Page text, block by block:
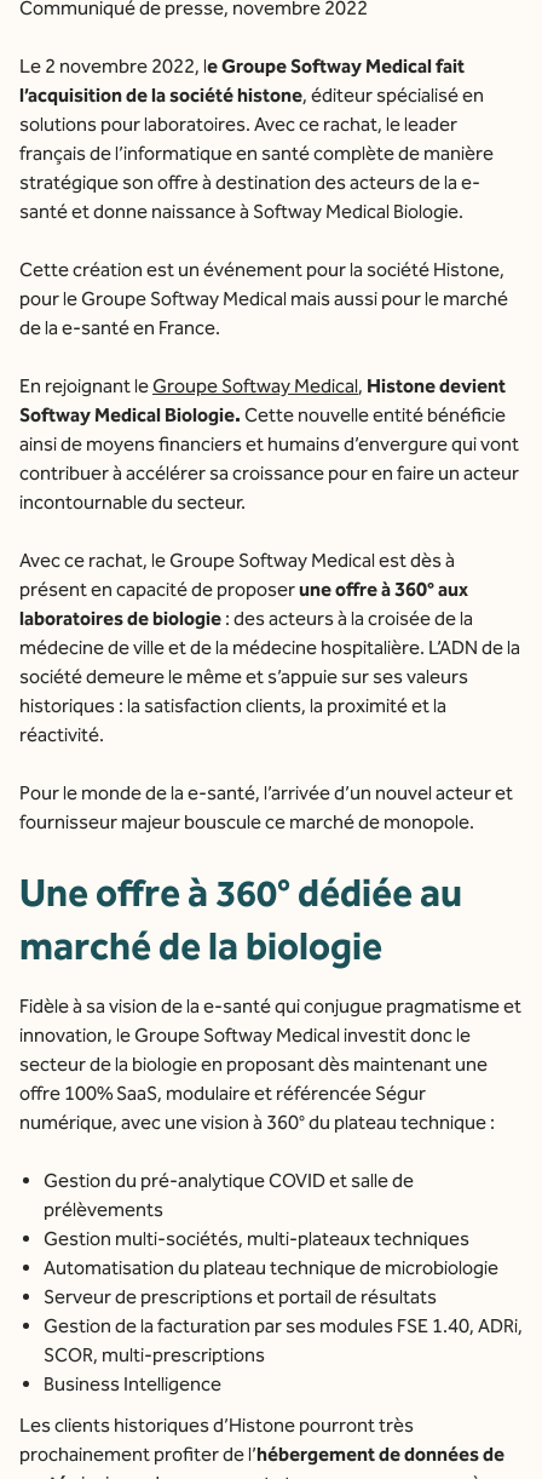
Communiqué de presse, novembre 2022
Le 2 novembre 2022, le Groupe Softway Medical fait
l’acquisition de la société histone, éditeur spécialisé en
solutions pour laboratoires. Avec ce rachat, le leader
français de l’informatique en santé complète de manière
stratégique son offre à destination des acteurs de la e-
santé et donne naissance à Softway Medical Biologie.
Cette création est un événement pour la société Histone,
pour le Groupe Softway Medical mais aussi pour le marché
de la e-santé en France.
En rejoignant leGroupe Softway Medical, Histone devient
Softway Medical Biologie. Cette nouvelle entité bénéficie
ainsi de moyens financiers et humains d’envergure qui vont
contribuer à accélérer sa croissance pour en faire un acteur
incontournable du secteur.
Avec ce rachat, le Groupe Softway Medical est dès à
présent en capacité de proposerune offre à 360° aux
laboratoires de biologie : des acteurs à la croisée de la
médecine de ville et de la médecine hospitalière. L’ADN de la
société demeure le même et s’appuie sur ses valeurs
historiques : la satisfaction clients, la proximité et la
réactivité.
Pour le monde de la e-santé, l’arrivée d’un nouvel acteur et
fournisseur majeur bouscule ce marché de monopole.
Une offre à 360° dédiée au
marché de la biologie
Fidèle à sa vision de la e-santé qui conjugue pragmatisme et
innovation, le Groupe Softway Medical investit donc le
secteur de la biologie en proposant dès maintenant une
offre 100% SaaS, modulaire et référencée Ségur
numérique, avec une vision à 360° du plateau technique :
Gestion du pré-analytique COVID et salle de
prélèvements
Gestion multi-sociétés, multi-plateaux techniques
Automatisation du plateau technique de microbiologie
Serveur de prescriptions et portail de résultats
Gestion de la facturation par ses modules FSE 1.40, ADRi,
SCOR, multi-prescriptions
Business Intelligence
Les clients historiques d’Histone pourront très
prochainement profiter de l’hébergement de données de